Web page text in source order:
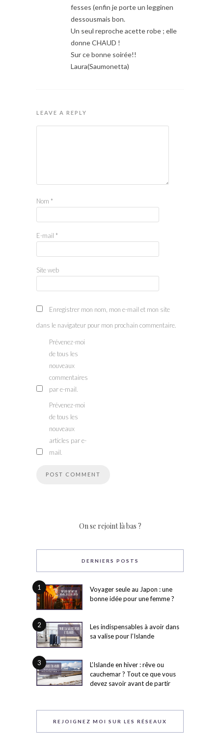
fesses (enfin je porte un legginen
dessousmais bon.
Un seul reproche acette robe ; elle
donne CHAUD !
Sur ce bonne soirée!!
Laura(Saumonetta)
LEAVE A REPLY
Nom *
E-mail *
Site web
Enregistrer mon nom, mon e-mail et mon site
dans le navigateur pour mon prochain commentaire.
Prévenez-moi
de tous les
nouveaux
commentaires
par e-mail.
Prévenez-moi
de tous les
nouveaux
articles par e-
mail.
On se rejoint là bas ?
DERNIERS POSTS
1
Voyager seule au Japon : une
bonne idée pour une femme ?
2
Les indispensables à avoir dans
sa valise pour l’Islande
3
L’Islande en hiver : rêve ou
cauchemar ? Tout ce que vous
devez savoir avant de partir
REJOIGNEZ MOI SUR LES RÉSEAUX